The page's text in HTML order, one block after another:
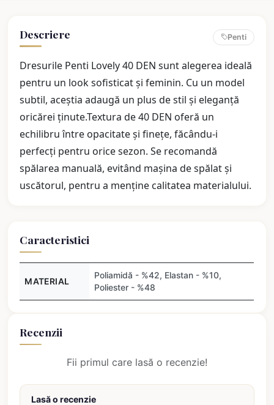
Descriere Penti
Dresurile Penti Lovely 40 DEN sunt alegerea ideală
pentru un look sofisticat și feminin. Cu un model
subtil, aceștia adaugă un plus de stil și eleganță
oricărei ținute.Textura de 40 DEN oferă un
echilibru între opacitate și finețe, făcându-i
perfecți pentru orice sezon. Se recomandă
spălarea manuală, evitând mașina de spălat și
uscătorul, pentru a menține calitatea materialului.
Caracteristici
MATERIAL
Poliamidă - %42, Elastan - %10,
Poliester - %48
Recenzii
Fii primul care lasă o recenzie!
Lasă o recenzie